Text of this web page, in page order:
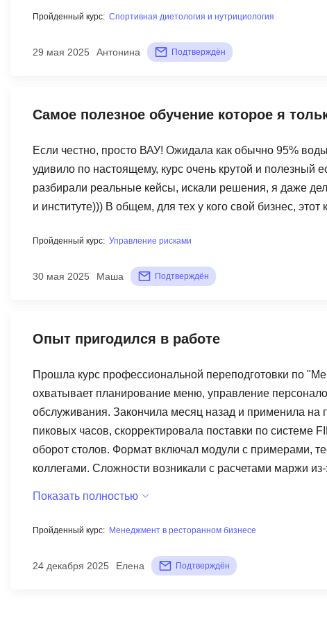
Пройденный курс: Спортивная диетология и нутрициология
29 мая 2025 Антонина Подтверждён
Самое полезное обучение которое я
Если честно, просто ВАУ! Ожидала как обычно 95%
удивило по настоящему, курс очень крутой и полезный
разбирали реальные кейсы, искали решения, я даже
и институте))) В общем, для тех у кого свой бизнес,
Пройденный курс: Управление рисками
30 мая 2025 Маша Подтверждён
Опыт пригодился в работе
Прошла курс профессиональной переподготовки по
охватывает планирование меню, управление
обслуживания. Закончила месяц назад и применила на
пиковых часов, скорректировала поставки по системе
оборот столов. Формат включал модули с примерами,
коллегами. Сложности возникали с расчетами маржи
Показать полностью
Пройденный курс: Менеджмент в ресторанном бизнесе
24 декабря 2025 Елена Подтверждён